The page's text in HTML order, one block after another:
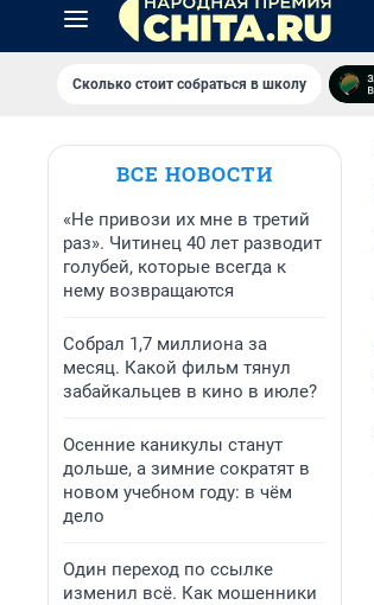
Сколько стоит собраться в школу
ВСЕ НОВОСТИ
«Не привози их мне в третий
раз». Читинец 40 лет разводит
голубей, которые всегда к
нему возвращаются
Собрал 1,7 миллиона за
месяц. Какой фильм тянул
забайкальцев в кино в июле?
Осенние каникулы станут
дольше, а зимние сократят в
новом учебном году: в чём
дело
Один переход по ссылке
изменил всё. Как мошенники